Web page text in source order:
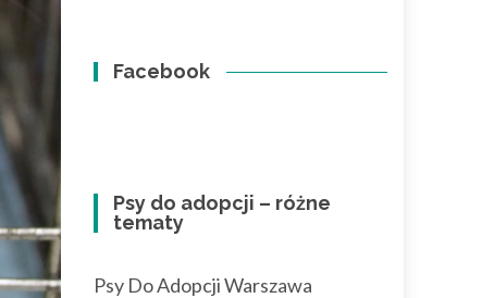
Facebook
Psy do adopcji – różne
tematy
Psy Do Adopcji Warszawa